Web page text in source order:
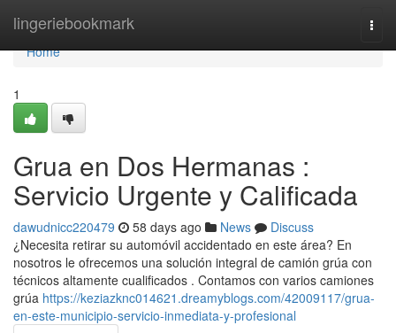
lingeriebookmark
Home
Home
1
Grua en Dos Hermanas :
Servicio Urgente y Calificada
dawudnicc220479 58 days ago News
Discuss
¿Necesita retirar su automóvil accidentado en este área? En
nosotros le ofrecemos una solución integral de camión grúa con
técnicos altamente cualificados . Contamos con varios camiones
grúa https://keziazknc014621.dreamyblogs.com/42009117/grua-
en-este-municipio-servicio-inmediata-y-profesional